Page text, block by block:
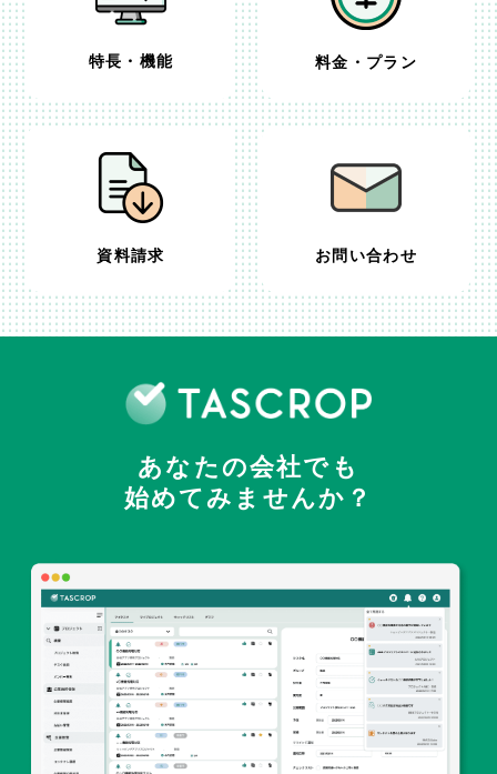
特長・機能 料金・プラン
資料請求 お問い合わせ
あなたの会社でも
始めてみませんか？